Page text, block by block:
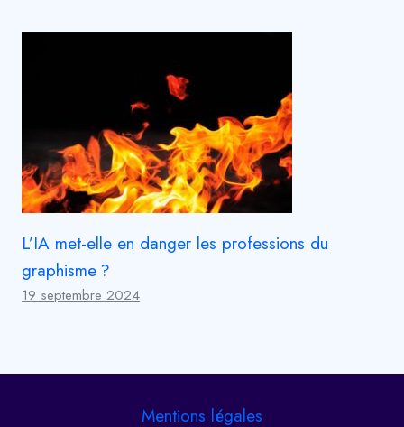
L’IA met-elle en danger les professions du
graphisme ?
19 septembre 2024
Mentions légales